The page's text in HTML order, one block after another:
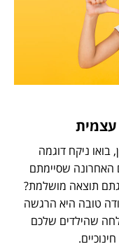
עצמית
ניקח דוגמה
שסיימתם
תוצאה מושלמת?
טובה היא הרגשה
שהילדים שלכם